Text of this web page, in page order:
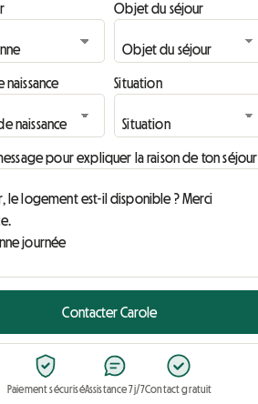
Objet du séjour
naissance Situation
pour expliquer la raison de ton séjour
Contacter Carole
Paiement sécuriséAssistance 7j/7Contact gratuit